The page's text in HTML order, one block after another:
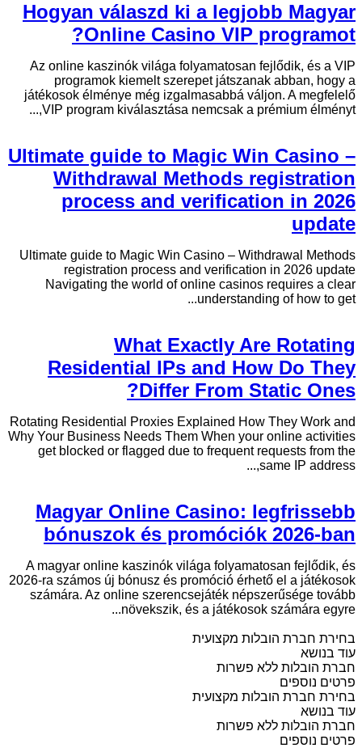
Hogyan válaszd ki a legjobb Magyar
Online Casino VIP programot?
Az online kaszinók világa folyamatosan fejlődik, és a VIP
programok kiemelt szerepet játszanak abban, hogy a
játékosok élménye még izgalmasabbá váljon. A megfelelő
VIP program kiválasztása nemcsak a prémium élményt,...
Ultimate guide to Magic Win Casino –
Withdrawal Methods registration
process and verification in 2026
update
Ultimate guide to Magic Win Casino – Withdrawal Methods
registration process and verification in 2026 update
Navigating the world of online casinos requires a clear
understanding of how to get...
What Exactly Are Rotating
Residential IPs and How Do They
Differ From Static Ones?
Rotating Residential Proxies Explained How They Work and
Why Your Business Needs Them When your online activities
get blocked or flagged due to frequent requests from the
same IP address,...
Magyar Online Casino: legfrissebb
bónuszok és promóciók 2026-ban
A magyar online kaszinók világa folyamatosan fejlődik, és
2026-ra számos új bónusz és promóció érhető el a játékosok
számára. Az online szerencsejáték népszerűsége tovább
növekszik, és a játékosok számára egyre...
בחירת חברת הובלות מקצועית
עוד בנושא
חברת הובלות ללא פשרות
פרטים נוספים
בחירת חברת הובלות מקצועית
עוד בנושא
חברת הובלות ללא פשרות
פרטים נוספים